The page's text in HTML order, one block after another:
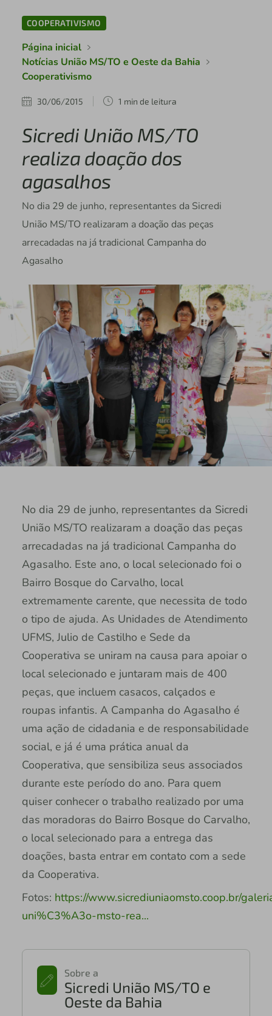
COOPERATIVISMO
Página inicial
Notícias União MS/TO e Oeste da Bahia
Cooperativismo
30/06/2015 1 min de leitura
Sicredi União MS/TO
realiza doação dos
agasalhos
No dia 29 de junho, representantes da Sicredi
União MS/TO realizaram a doação das peças
arrecadadas na já tradicional Campanha do
Agasalho
No dia 29 de junho, representantes da Sicredi
União MS/TO realizaram a doação das peças
arrecadadas na já tradicional Campanha do
Agasalho. Este ano, o local selecionado foi o
Bairro Bosque do Carvalho, local
extremamente carente, que necessita de todo
o tipo de ajuda. As Unidades de Atendimento
UFMS, Julio de Castilho e Sede da
Cooperativa se uniram na causa para apoiar o
local selecionado e juntaram mais de 400
peças, que incluem casacos, calçados e
roupas infantis. A Campanha do Agasalho é
uma ação de cidadania e de responsabilidade
social, e já é uma prática anual da
Cooperativa, que sensibiliza seus associados
durante este período do ano. Para quem
quiser conhecer o trabalho realizado por uma
das moradoras do Bairro Bosque do Carvalho,
o local selecionado para a entrega das
doações, basta entrar em contato com a sede
da Cooperativa.
Fotos: https://www.sicrediuniaomsto.coop.br/
uni%C3%A3o-msto-rea...
Sobre a
Sicredi União MS/TO e
Oeste da Bahia